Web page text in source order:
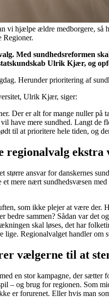
vi hjælpe ældre medborgere, så
Regioner.
Med sundhedsreformen
Ulrik Kjær, og
Herunder prioritering af
Ulrik Kjær, siger:
Der er alt for mange nuller på
have mere sundhed. Langt de
til at prioritere hele tiden, og
regionalvalg ekstra
større ansvar for danskernes
et mere nært sundhedsvæsen
som ikke plejer at være
bedre sammen? Sådan var det
skal løses, det har
Regionalvalget handler
vælgerne til at
en stor kampagne, der
– og brug for regionen. Som
er forurenet. Eller hvis man